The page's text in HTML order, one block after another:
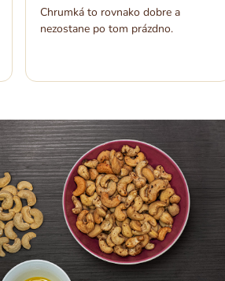
Chrumká to rovnako dobre a
nezostane po tom prázdno.